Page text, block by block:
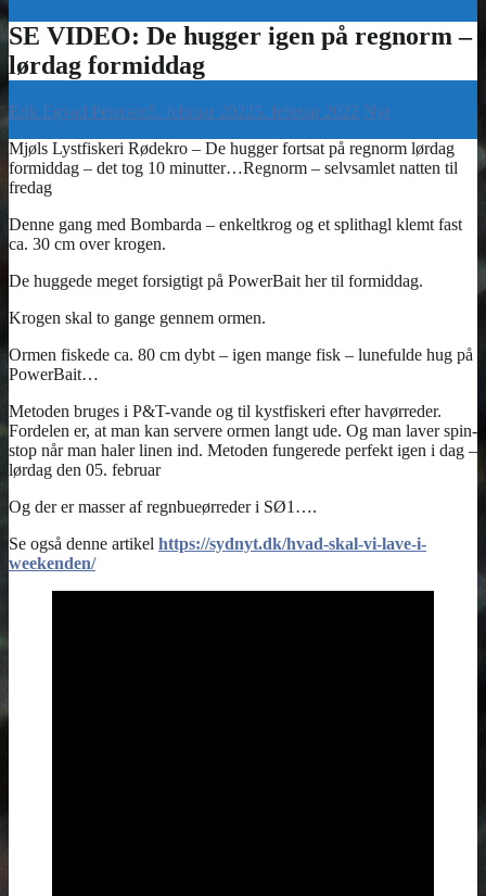
Erik Egvad Petersen5. februar 20225. februar 2022 Nyt
https://sydnyt.dk/hvad-skal-vi-lave-i-
weekenden/